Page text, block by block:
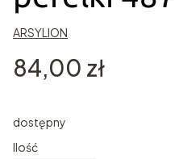
ARSYLION
Cena
84,00 zł
dostępny
Ilość